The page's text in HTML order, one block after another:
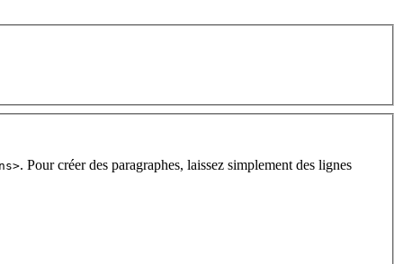
. Pour créer des paragraphes, laissez simplement des lignes